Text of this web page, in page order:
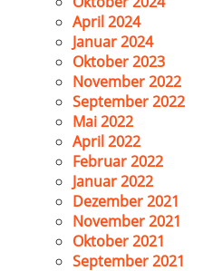
April 2024
Januar 2024
Oktober 2023
November 2022
September 2022
Mai 2022
April 2022
Februar 2022
Januar 2022
Dezember 2021
November 2021
Oktober 2021
September 2021